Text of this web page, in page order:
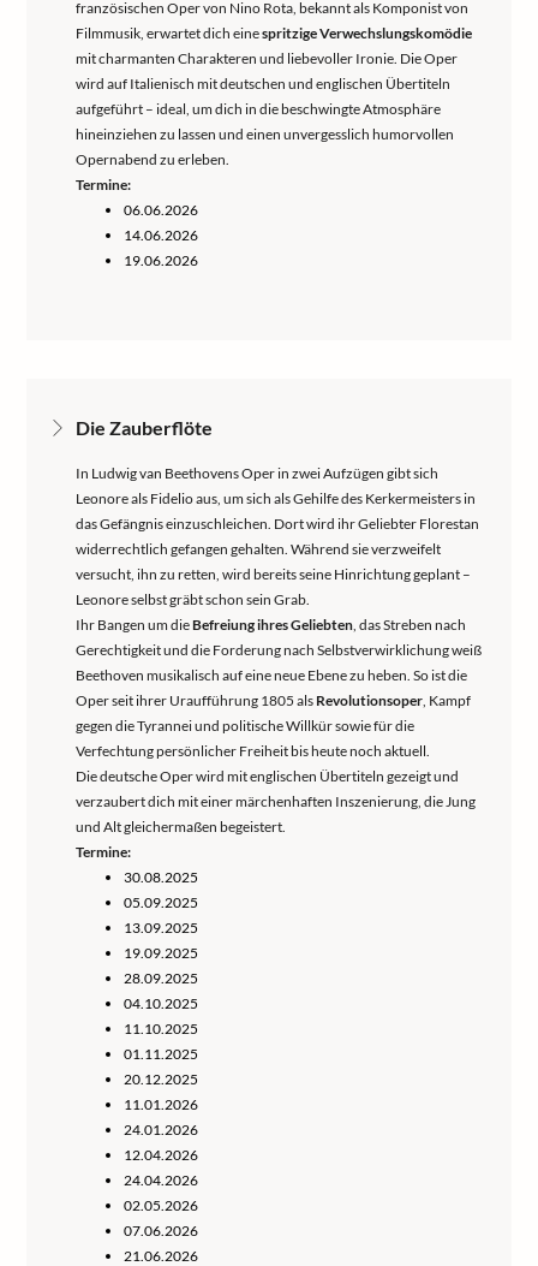
französischen Oper von Nino Rota, bekannt als Komponist von
Filmmusik, erwartet dich einespritzige Verwechslungskomödie
mit charmanten Charakteren und liebevoller Ironie. Die Oper
wird auf Italienisch mit deutschen und englischen Übertiteln
aufgeführt – ideal, um dich in die beschwingte Atmosphäre
hineinziehen zu lassen und einen unvergesslich humorvollen
Opernabend zu erleben.
Termine:
06.06.2026
14.06.2026
19.06.2026
Die Zauberflöte
In Ludwig van Beethovens Oper in zwei Aufzügen gibt sich
Leonore als Fidelio aus, um sich als Gehilfe des Kerkermeisters in
das Gefängnis einzuschleichen. Dort wird ihr Geliebter Florestan
widerrechtlich gefangen gehalten. Während sie verzweifelt
versucht, ihn zu retten, wird bereits seine Hinrichtung geplant –
Leonore selbst gräbt schon sein Grab.
Ihr Bangen um dieBefreiung ihres Geliebten, das Streben nach
Gerechtigkeit und die Forderung nach Selbstverwirklichung weiß
Beethoven musikalisch auf eine neue Ebene zu heben. So ist die
Oper seit ihrer Uraufführung 1805 als Revolutionsoper, Kampf
gegen die Tyrannei und politische Willkür sowie für die
Verfechtung persönlicher Freiheit bis heute noch aktuell.
Die deutsche Oper wird mit englischen Übertiteln gezeigt und
verzaubert dich mit einer märchenhaften Inszenierung, die Jung
und Alt gleichermaßen begeistert.
Termine:
30.08.2025
05.09.2025
13.09.2025
19.09.2025
28.09.2025
04.10.2025
11.10.2025
01.11.2025
20.12.2025
11.01.2026
24.01.2026
12.04.2026
24.04.2026
02.05.2026
07.06.2026
21.06.2026